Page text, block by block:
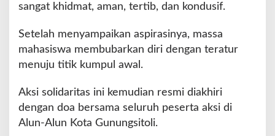
sangat khidmat, aman, tertib, dan kondusif.
Setelah menyampaikan aspirasinya, massa
mahasiswa membubarkan diri dengan teratur
menuju titik kumpul awal.
Aksi solidaritas ini kemudian resmi diakhiri
dengan doa bersama seluruh peserta aksi di
Alun-Alun Kota Gunungsitoli.